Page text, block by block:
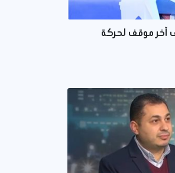
موقف لحركة